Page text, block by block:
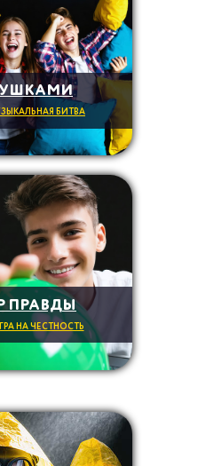
ПРАВДЫ
НА ЧЕСТНОСТЬ
БИТВА